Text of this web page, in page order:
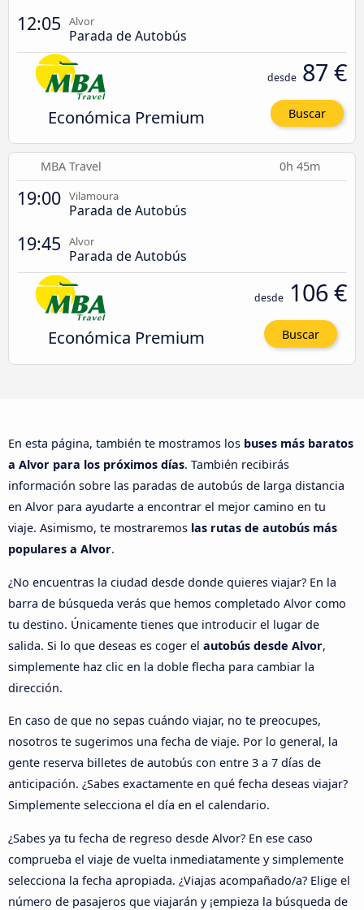
12:05 Alvor
Parada de Autobús
Económica Premium
desde 87 €
Buscar
MBA Travel 0h 45m
19:00 Vilamoura
Parada de Autobús
19:45 Alvor
Parada de Autobús
Económica Premium
desde 106 €
Buscar
En esta página, también te mostramos los buses más baratos
a Alvor para los próximos días. También recibirás
información sobre las paradas de autobús de larga distancia
en Alvor para ayudarte a encontrar el mejor camino en tu
viaje. Asimismo, te mostraremos las rutas de autobús más
populares a Alvor.
¿No encuentras la ciudad desde donde quieres viajar? En la
barra de búsqueda verás que hemos completado Alvor como
tu destino. Únicamente tienes que introducir el lugar de
salida. Si lo que deseas es coger el autobús desde Alvor,
simplemente haz clic en la doble flecha para cambiar la
dirección.
En caso de que no sepas cuándo viajar, no te preocupes,
nosotros te sugerimos una fecha de viaje. Por lo general, la
gente reserva billetes de autobús con entre 3 a 7 días de
anticipación. ¿Sabes exactamente en qué fecha deseas viajar?
Simplemente selecciona el día en el calendario.
¿Sabes ya tu fecha de regreso desde Alvor? En ese caso
comprueba el viaje de vuelta inmediatamente y simplemente
selecciona la fecha apropiada. ¿Viajas acompañado/a? Elige el
número de pasajeros que viajarán y ¡empieza la búsqueda de